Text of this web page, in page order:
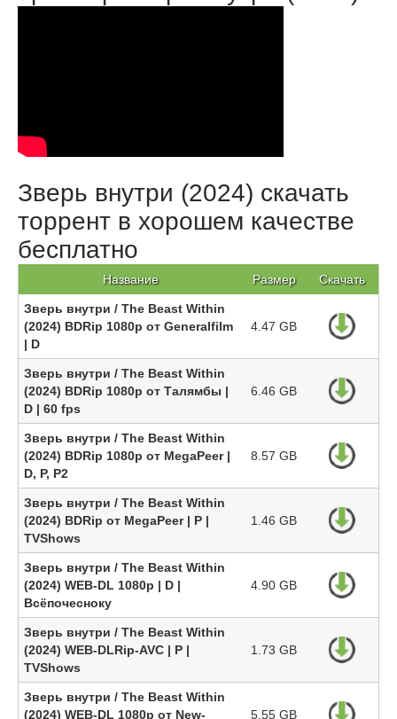
Зверь внутри (2024) скачать
торрент в хорошем качестве
бесплатно
Название Размер Скачать
Зверь внутри / The Beast Within
(2024) BDRip 1080p от Generalfilm
| D
4.47 GB
Зверь внутри / The Beast Within
(2024) BDRip 1080p от Талямбы |
D | 60 fps
6.46 GB
Зверь внутри / The Beast Within
(2024) BDRip 1080p от MegaPeer |
D, P, P2
8.57 GB
Зверь внутри / The Beast Within
(2024) BDRip от MegaPeer | P |
TVShows
1.46 GB
Зверь внутри / The Beast Within
(2024) WEB-DL 1080p | D |
Всёпочесноку
4.90 GB
Зверь внутри / The Beast Within
(2024) WEB-DLRip-AVC | P |
TVShows
1.73 GB
Зверь внутри / The Beast Within
(2024) WEB-DL 1080p от New-
5.55 GB